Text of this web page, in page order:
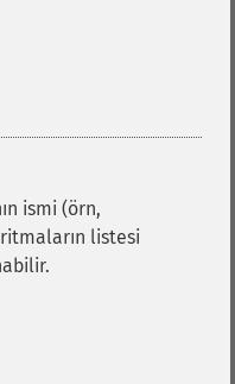
ismi (örn,
listesi